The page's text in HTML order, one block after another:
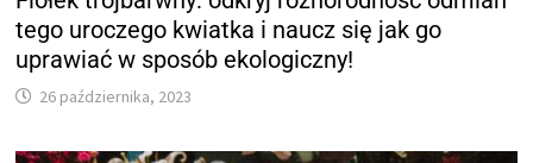
tego uroczego kwiatka i naucz się jak go
uprawiać w sposób ekologiczny!
26 października, 2023